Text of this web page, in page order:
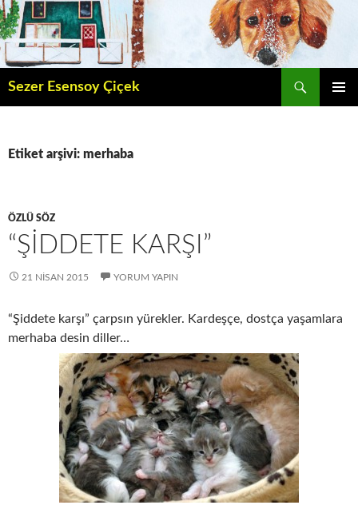
İçeriğe
atla
Sezer Esensoy Çiçek
Etiket arşivi: merhaba
ÖZLÜ SÖZ
“ŞIDDETE KARŞI”
21 NISAN 2015 YORUM YAPIN
“Şiddete karşı” çarpsın yürekler. Kardeşçe, dostça yaşamlara
merhaba desin diller…